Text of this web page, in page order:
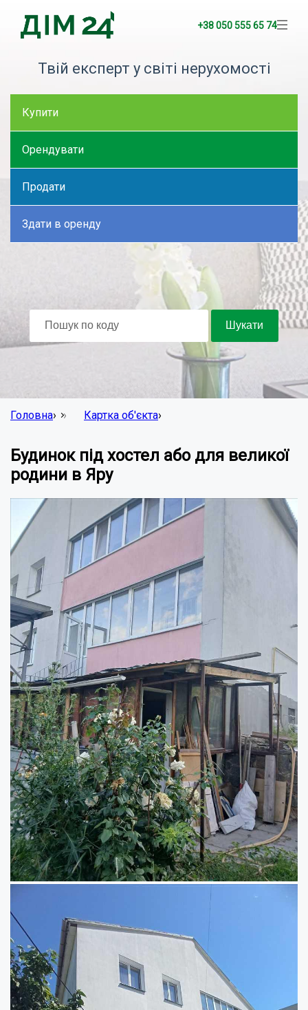
+38 050 555 65 74
Твій експерт у світі нерухомості
Купити
Орендувати
Продати
Здати в оренду
Головна› Картка об'єкта›
Будинок під хостел або для великої
родини в Яру